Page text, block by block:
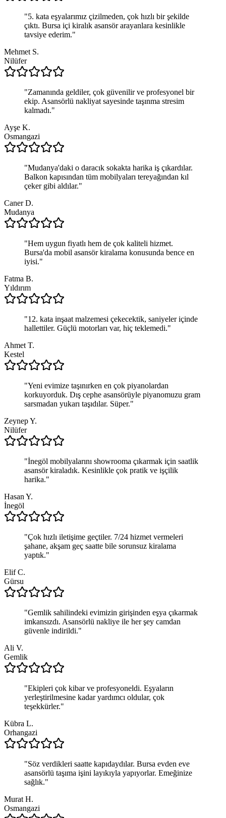
"5. kata eşyalarımız çizilmeden, çok hızlı bir şekilde
çıktı. Bursa içi kiralık asansör arayanlara kesinlikle
tavsiye ederim."
Mehmet S.
Nilüfer
"Zamanında geldiler, çok güvenilir ve profesyonel bir
ekip. Asansörlü nakliyat sayesinde taşınma stresim
kalmadı."
Ayşe K.
Osmangazi
"Mudanya'daki o daracık sokakta harika iş çıkardılar.
Balkon kapısından tüm mobilyaları tereyağından kıl
çeker gibi aldılar."
Caner D.
Mudanya
"Hem uygun fiyatlı hem de çok kaliteli hizmet.
Bursa'da mobil asansör kiralama konusunda bence en
iyisi."
Fatma B.
Yıldırım
"12. kata inşaat malzemesi çekecektik, saniyeler içinde
hallettiler. Güçlü motorları var, hiç teklemedi."
Ahmet T.
Kestel
"Yeni evimize taşınırken en çok piyanolardan
korkuyorduk. Dış cephe asansörüyle piyanomuzu gram
sarsmadan yukarı taşıdılar. Süper."
Zeynep Y.
Nilüfer
"İnegöl mobilyalarını showrooma çıkarmak için saatlik
asansör kiraladık. Kesinlikle çok pratik ve işçilik
harika."
Hasan Y.
İnegöl
"Çok hızlı iletişime geçtiler. 7/24 hizmet vermeleri
şahane, akşam geç saatte bile sorunsuz kiralama
yaptık."
Elif C.
Gürsu
"Gemlik sahilindeki evimizin girişinden eşya çıkarmak
imkansızdı. Asansörlü nakliye ile her şey camdan
güvenle indirildi."
Ali V.
Gemlik
"Ekipleri çok kibar ve profesyoneldi. Eşyaların
yerleştirilmesine kadar yardımcı oldular, çok
teşekkürler."
Kübra L.
Orhangazi
"Söz verdikleri saatte kapıdaydılar. Bursa evden eve
asansörlü taşıma işini layıkıyla yapıyorlar. Emeğinize
sağlık."
Murat H.
Osmangazi